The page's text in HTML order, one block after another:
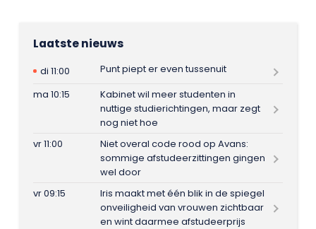
Laatste nieuws
di 11:00
Punt piept er even tussenuit
ma 10:15
Kabinet wil meer studenten in
nuttige studierichtingen, maar zegt
nog niet hoe
vr 11:00
Niet overal code rood op Avans:
sommige afstudeerzittingen gingen
wel door
vr 09:15
Iris maakt met één blik in de spiegel
onveiligheid van vrouwen zichtbaar
en wint daarmee afstudeerprijs